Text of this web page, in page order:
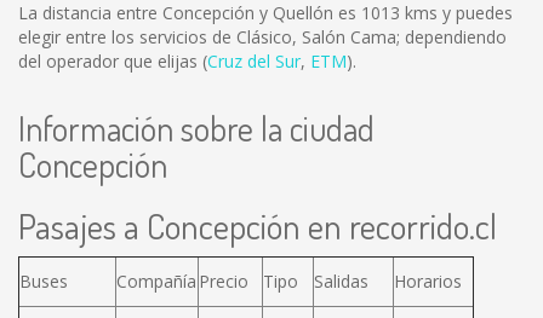
La distancia entre Concepción y Quellón es 1013 kms y puedes
elegir entre los servicios de Clásico, Salón Cama; dependiendo
del operador que elijas (Cruz del Sur, ETM).
Información sobre la ciudad
Concepción
Pasajes a Concepción en recorrido.cl
Buses Compañía Precio Tipo Salidas Horarios